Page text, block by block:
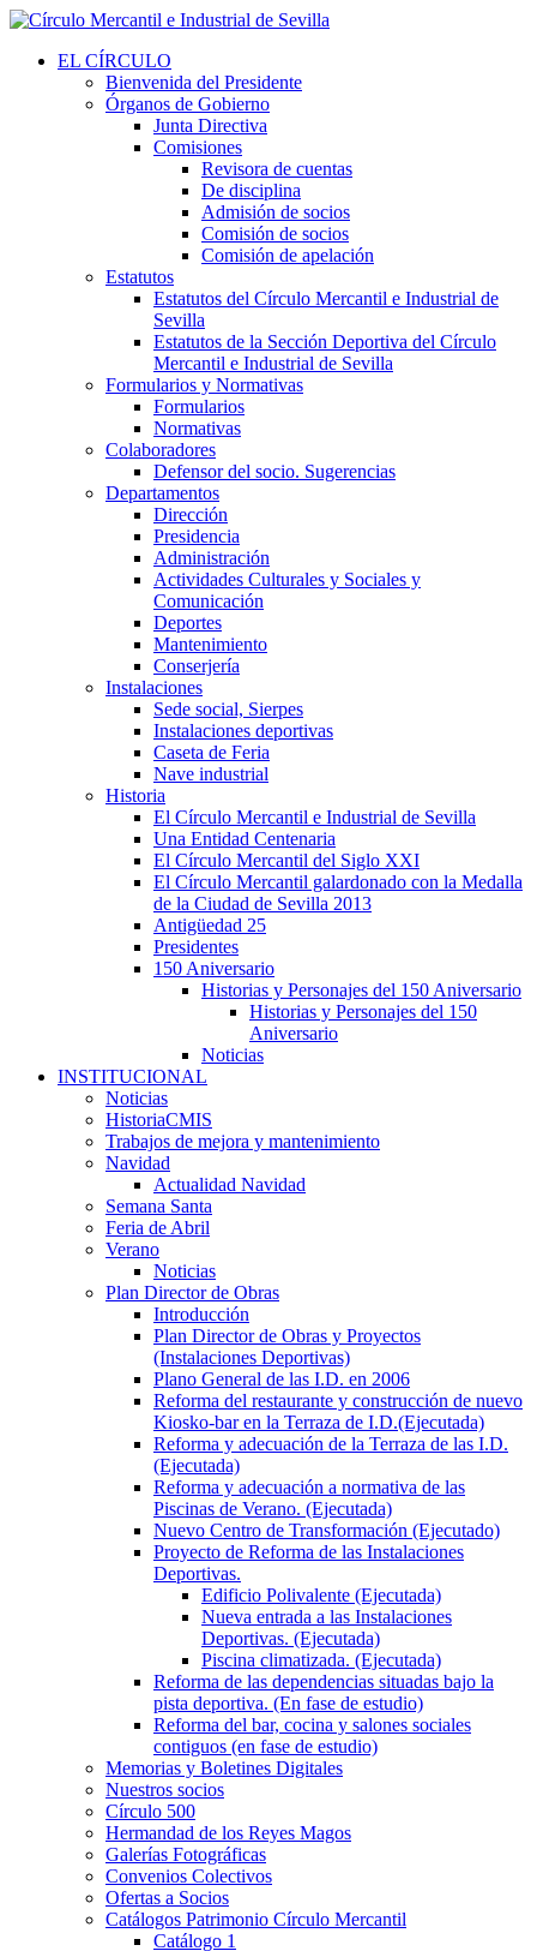
EL CÍRCULO
Bienvenida del Presidente
Órganos de Gobierno
Junta Directiva
Comisiones
Revisora de cuentas
De disciplina
Admisión de socios
Comisión de socios
Comisión de apelación
Estatutos
Estatutos del Círculo Mercantil e Industrial de
Sevilla
Estatutos de la Sección Deportiva del Círculo
Mercantil e Industrial de Sevilla
Formularios y Normativas
Formularios
Normativas
Colaboradores
Defensor del socio. Sugerencias
Departamentos
Dirección
Presidencia
Administración
Actividades Culturales y Sociales y
Comunicación
Deportes
Mantenimiento
Conserjería
Instalaciones
Sede social, Sierpes
Instalaciones deportivas
Caseta de Feria
Nave industrial
Historia
El Círculo Mercantil e Industrial de Sevilla
Una Entidad Centenaria
El Círculo Mercantil del Siglo XXI
El Círculo Mercantil galardonado con la Medalla
de la Ciudad de Sevilla 2013
Antigüedad 25
Presidentes
150 Aniversario
Historias y Personajes del 150 Aniversario
Historias y Personajes del 150
Aniversario
Noticias
INSTITUCIONAL
Noticias
HistoriaCMIS
Trabajos de mejora y mantenimiento
Navidad
Actualidad Navidad
Semana Santa
Feria de Abril
Verano
Noticias
Plan Director de Obras
Introducción
Plan Director de Obras y Proyectos
(Instalaciones Deportivas)
Plano General de las I.D. en 2006
Reforma del restaurante y construcción de nuevo
Kiosko-bar en la Terraza de I.D.(Ejecutada)
Reforma y adecuación de la Terraza de las I.D.
(Ejecutada)
Reforma y adecuación a normativa de las
Piscinas de Verano. (Ejecutada)
Nuevo Centro de Transformación (Ejecutado)
Proyecto de Reforma de las Instalaciones
Deportivas.
Edificio Polivalente (Ejecutada)
Nueva entrada a las Instalaciones
Deportivas. (Ejecutada)
Piscina climatizada. (Ejecutada)
Reforma de las dependencias situadas bajo la
pista deportiva. (En fase de estudio)
Reforma del bar, cocina y salones sociales
contiguos (en fase de estudio)
Memorias y Boletines Digitales
Nuestros socios
Círculo 500
Hermandad de los Reyes Magos
Galerías Fotográficas
Convenios Colectivos
Ofertas a Socios
Catálogos Patrimonio Círculo Mercantil
Catálogo 1